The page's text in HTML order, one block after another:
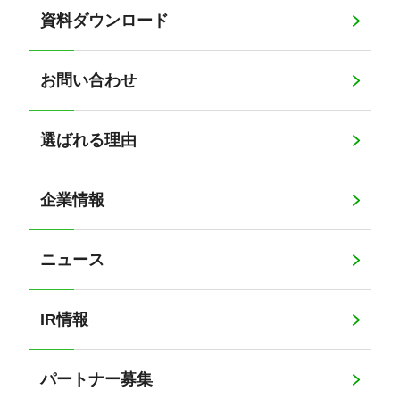
資料ダウンロード
お問い合わせ
選ばれる理由
企業情報
ニュース
IR情報
パートナー募集